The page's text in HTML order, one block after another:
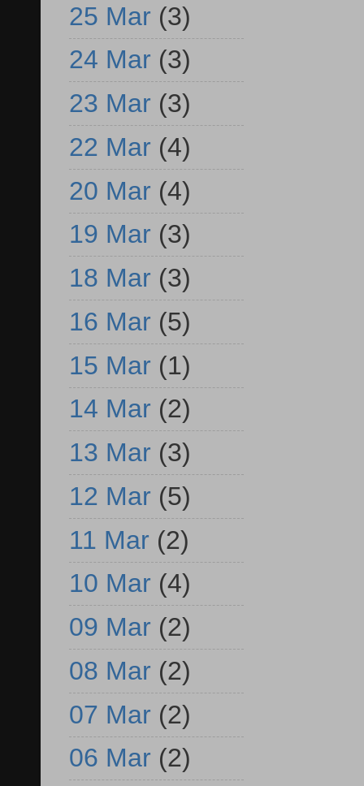
25 Mar (3)
24 Mar (3)
23 Mar (3)
22 Mar (4)
20 Mar (4)
19 Mar (3)
18 Mar (3)
16 Mar (5)
15 Mar (1)
14 Mar (2)
13 Mar (3)
12 Mar (5)
11 Mar (2)
10 Mar (4)
09 Mar (2)
08 Mar (2)
07 Mar (2)
06 Mar (2)